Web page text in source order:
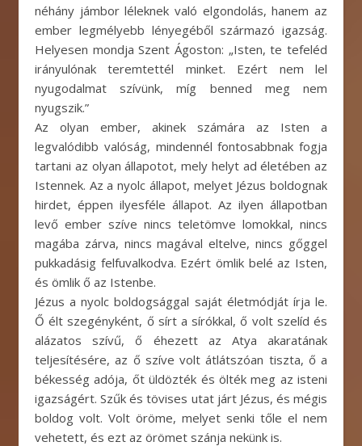
néhány jámbor léleknek való elgondolás, hanem az
ember legmélyebb lényegéből származó igazság.
Helyesen mondja Szent Ágoston: „Isten, te tefeléd
irányulónak teremtettél minket. Ezért nem lel
nyugodalmat szívünk, míg benned meg nem
nyugszik.”
Az olyan ember, akinek számára az Isten a
legvalódibb valóság, mindennél fontosabbnak fogja
tartani az olyan állapotot, mely helyt ad életében az
Istennek. Az a nyolc állapot, melyet Jézus boldognak
hirdet, éppen ilyesféle állapot. Az ilyen állapotban
levő ember szíve nincs teletömve lomokkal, nincs
magába zárva, nincs magával eltelve, nincs gőggel
pukkadásig felfuvalkodva. Ezért ömlik belé az Isten,
és ömlik ő az Istenbe.
Jézus a nyolc boldogsággal saját életmódját írja le.
Ő élt szegényként, ő sírt a sírókkal, ő volt szelíd és
alázatos szívű, ő éhezett az Atya akaratának
teljesítésére, az ő szíve volt átlátszóan tiszta, ő a
békesség adója, őt üldözték és ölték meg az isteni
igazságért. Szűk és tövises utat járt Jézus, és mégis
boldog volt. Volt öröme, melyet senki tőle el nem
vehetett, és ezt az örömet szánja nekünk is.